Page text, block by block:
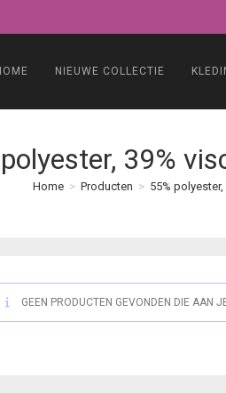
NIEUWE COLLECTIE
39%
Home > Producten > 55%
GEEN PRODUCTEN GEVONDEN DIE AAN